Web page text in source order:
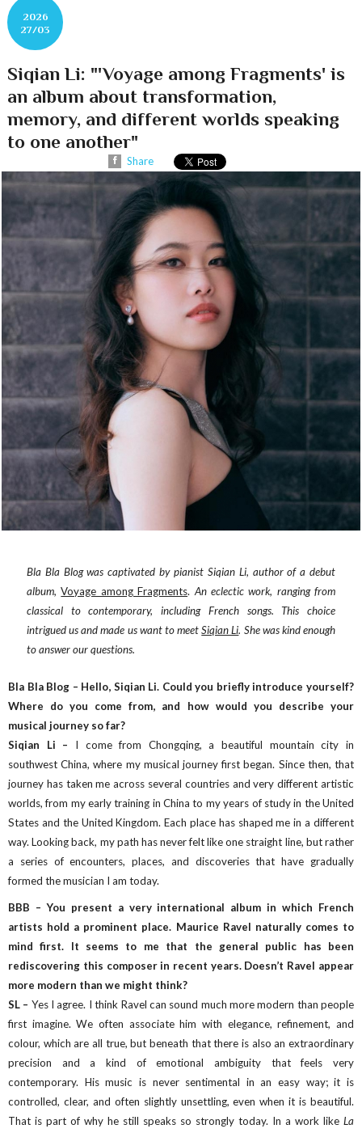
2026
27/03
Siqian Li: "'Voyage among Fragments' is
an album about transformation,
memory, and different worlds speaking
to one another"
Share
Bla Bla Blog was captivated by pianist Siqian Li, author of a debut
album,Voyage among Fragments. An eclectic work, ranging from
classical to contemporary, including French songs. This choice
intrigued us and made us want to meetSiqian Li. She was kind enough
to answer our questions.
Bla Bla Blog – Hello, Siqian Li. Could you briefly introduce yourself?
Where do you come from, and how would you describe your
musical journey so far?
Siqian Li – I come from Chongqing, a beautiful mountain city in
southwest China, where my musical journey first began. Since then, that
journey has taken me across several countries and very different artistic
worlds, from my early training in China to my years of study in the United
States and the United Kingdom. Each place has shaped me in a different
way. Looking back, my path has never felt like one straight line, but rather
a series of encounters, places, and discoveries that have gradually
formed the musician I am today.
BBB – You present a very international album in which French
artists hold a prominent place. Maurice Ravel naturally comes to
mind first. It seems to me that the general public has been
rediscovering this composer in recent years. Doesn’t Ravel appear
more modern than we might think?
SL – Yes I agree. I think Ravel can sound much more modern than people
first imagine. We often associate him with elegance, refinement, and
colour, which are all true, but beneath that there is also an extraordinary
precision and a kind of emotional ambiguity that feels very
contemporary. His music is never sentimental in an easy way; it is
controlled, clear, and often slightly unsettling, even when it is beautiful.
That is part of why he still speaks so strongly today. In a work like La